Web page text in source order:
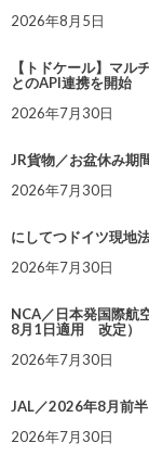
2026年8月5日
【トドケール】マ
とのAPI連携を開始
2026年7月30日
JR貨物／お盆休み期
2026年7月30日
にしてつドイツ現地
2026年7月30日
NCA／日本発国際航
8月1日適用 改定）
2026年7月30日
JAL／2026年8月前
2026年7月30日